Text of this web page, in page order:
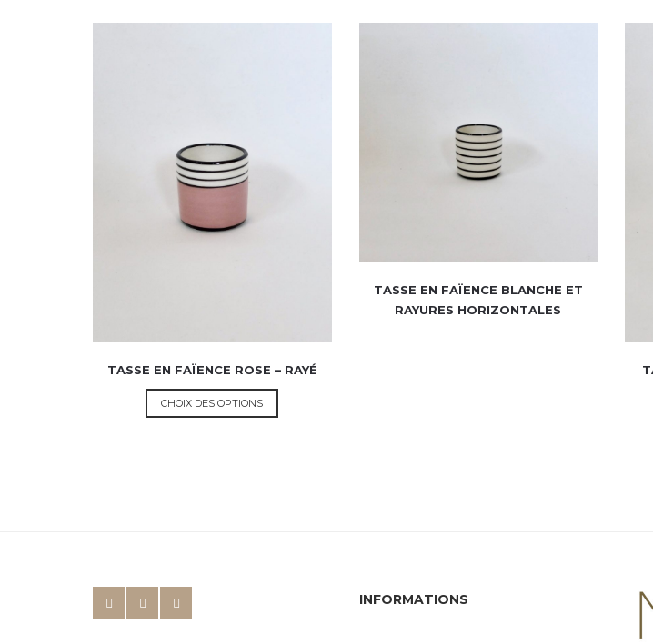
TASSE EN FAÏENCE ROSE – RAYÉ
CHOIX DES OPTIONS
TASSE EN FAÏENCE BLANCHE ET
RAYURES HORIZONTALES
INFORMATIONS